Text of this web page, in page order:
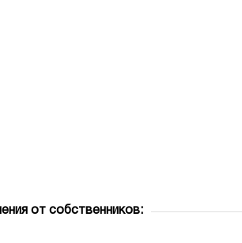
от собственников: